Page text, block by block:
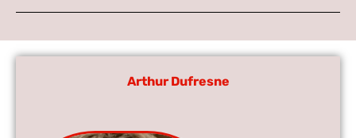
Arthur Dufresne